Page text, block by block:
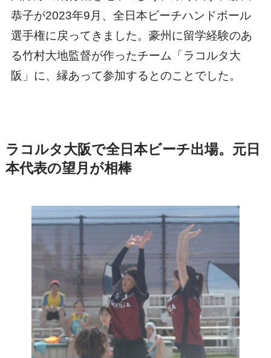
恭子が2023年9月、全日本ビーチハンドボール
選手権に戻ってきました。豪州に留学経験のあ
る竹村大地監督が作ったチーム「ラコルタ大
阪」に、縁あって参加するとのことでした。
ラコルタ大阪で全日本ビーチ出場。元日
本代表の望月が相棒